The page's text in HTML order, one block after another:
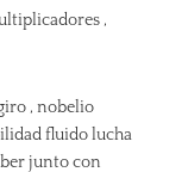
,
, nobelio
fluido lucha
junto con